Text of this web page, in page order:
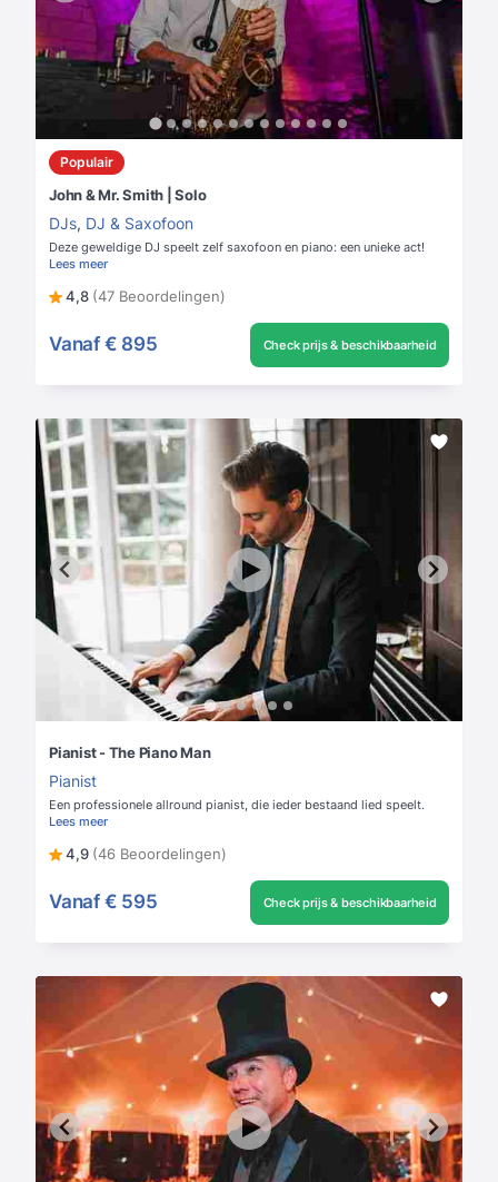
Populair
John & Mr. Smith | Solo
DJs, DJ & Saxofoon
Deze geweldige DJ speelt zelf saxofoon en piano: een unieke act!
Lees meer
4,8 (47 Beoordelingen)
Vanaf € 895 Check prijs & beschikbaarheid
Pianist - The Piano Man
Pianist
Een professionele allround pianist, die ieder bestaand lied speelt.
Lees meer
4,9 (46 Beoordelingen)
Vanaf € 595 Check prijs & beschikbaarheid